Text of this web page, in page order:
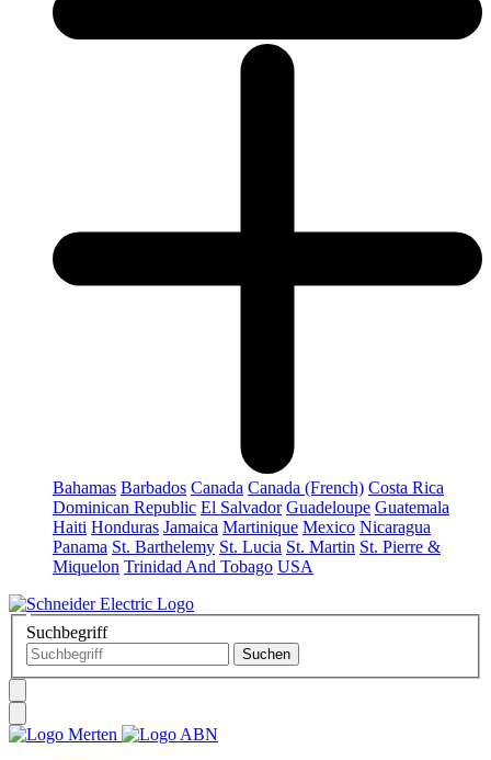
Bahamas Barbados Canada Canada (French) Costa Rica
Dominican Republic El Salvador Guadeloupe Guatemala
Haiti Honduras Jamaica Martinique Mexico Nicaragua
Panama St. Barthelemy St. Lucia St. Martin St. Pierre &
Miquelon Trinidad And Tobago USA
Suchbegriff